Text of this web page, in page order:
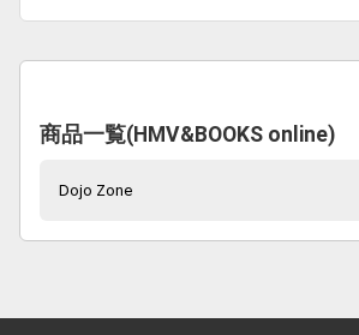
商品一覧(HMV&BOOKS online)
Dojo Zone